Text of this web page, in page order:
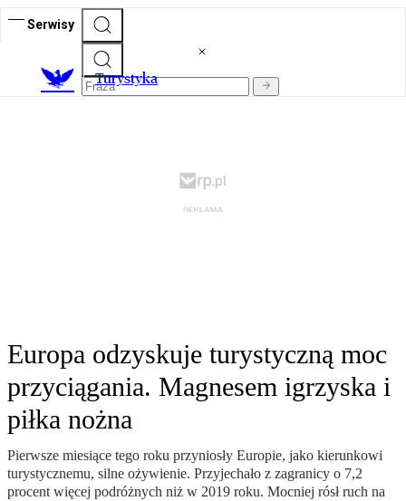
Serwisy
Turystyka
Europa odzyskuje turystyczną moc
przyciągania. Magnesem igrzyska i
piłka nożna
Pierwsze miesiące tego roku przyniosły Europie, jako kierunkowi
turystycznemu, silne ożywienie. Przyjechało z zagranicy o 7,2
procent więcej podróżnych niż w 2019 roku. Mocniej rósł ruch na